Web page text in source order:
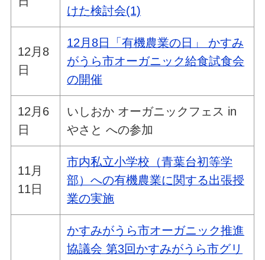
けた検討会(1)
12月8
日
12月8日「有機農業の日」 かすみ
がうら市オーガニック給食試食会
の開催
12月6
日
いしおか オーガニックフェス in
やさと への参加
11月
11日
市内私立小学校（青葉台初等学
部）への有機農業に関する出張授
業の実施
かすみがうら市オーガニック推進
協議会 第3回かすみがうら市グリ